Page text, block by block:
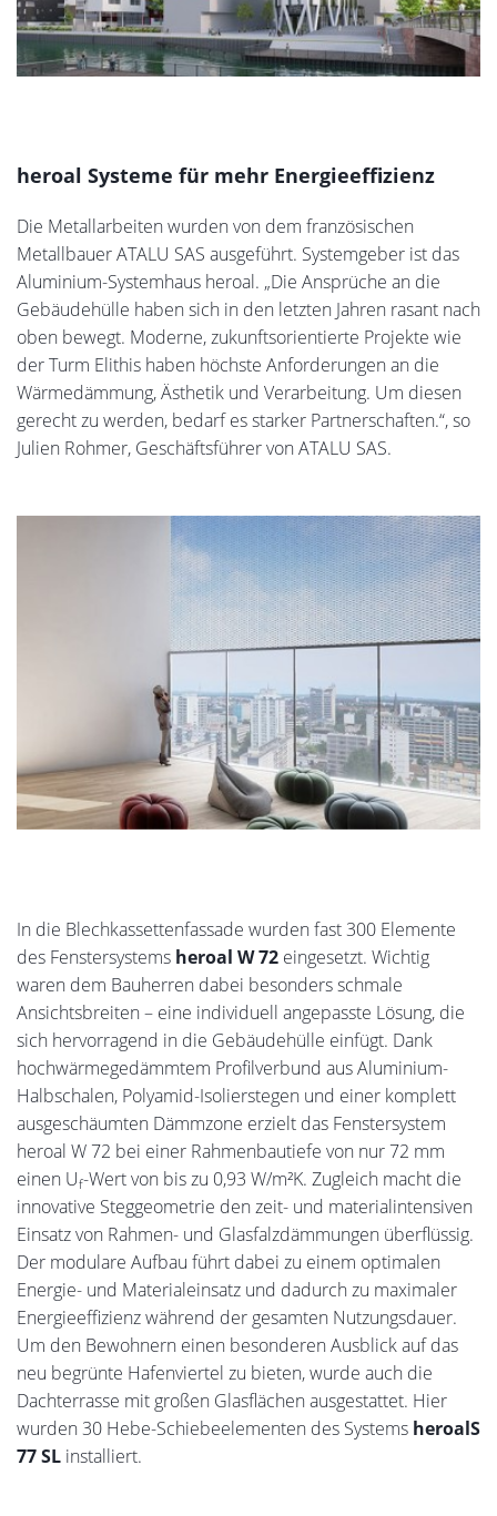
heroal Systeme für mehr Energieeffizienz
Die Metallarbeiten wurden von dem französischen
Metallbauer ATALU SAS ausgeführt. Systemgeber ist das
Aluminium-Systemhaus heroal. „Die Ansprüche an die
Gebäudehülle haben sich in den letzten Jahren rasant nach
oben bewegt. Moderne, zukunftsorientierte Projekte wie
der Turm Elithis haben höchste Anforderungen an die
Wärmedämmung, Ästhetik und Verarbeitung. Um diesen
gerecht zu werden, bedarf es starker Partnerschaften.“, so
Julien Rohmer, Geschäftsführer von ATALU SAS.
In die Blechkassettenfassade wurden fast 300 Elemente
des Fenstersystems heroal W 72 eingesetzt. Wichtig
waren dem Bauherren dabei besonders schmale
Ansichtsbreiten – eine individuell angepasste Lösung, die
sich hervorragend in die Gebäudehülle einfügt. Dank
hochwärmegedämmtem Profilverbund aus Aluminium-
Halbschalen, Polyamid-Isolierstegen und einer komplett
ausgeschäumten Dämmzone erzielt das Fenstersystem
heroal W 72 bei einer Rahmenbautiefe von nur 72 mm
einen Uf-Wert von bis zu 0,93 W/m²K. Zugleich macht die
innovative Steggeometrie den zeit- und materialintensiven
Einsatz von Rahmen- und Glasfalzdämmungen überflüssig.
Der modulare Aufbau führt dabei zu einem optimalen
Energie- und Materialeinsatz und dadurch zu maximaler
Energieeffizienz während der gesamten Nutzungsdauer.
Um den Bewohnern einen besonderen Ausblick auf das
neu begrünte Hafenviertel zu bieten, wurde auch die
Dachterrasse mit großen Glasflächen ausgestattet. Hier
wurden 30 Hebe-Schiebeelementen des Systems heroalS
77 SL installiert.